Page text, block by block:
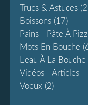
Trucs & Astuces
Boissons (17)
Pains - Pâte À
Mots En Bouche
L'eau À La
Vidéos - Articles -
Voeux (2)